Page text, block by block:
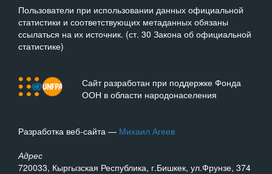
Пользователи при использовании данных официальной
статистики и соответствующих метаданных обязаны
ссылаться на их источник. (ст. 30 Закона об официальной
статистике)
Сайт разработан при поддержке Фонда
ООН в области народонаселения
Разработка веб-сайта — Михаил Агеев
Адрес
720033, Кыргызская Республика, г.Бишкек, ул.Фрунзе, 374